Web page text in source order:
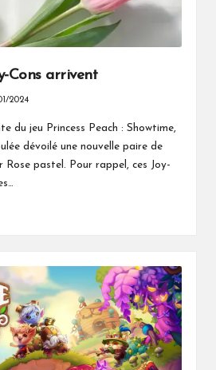
Cons arrivent
2024
du jeu Princess Peach : Showtime,
dévoilé une nouvelle paire de
Rose pastel. Pour rappel, ces Joy-